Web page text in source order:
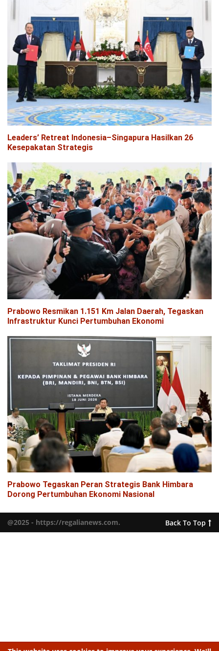
Leaders’ Retreat Indonesia–Singapura Hasilkan 26
Kesepakatan Strategis
Prabowo Resmikan 1.151 Km Jalan Daerah, Tegaskan
Infrastruktur Kunci Pertumbuhan Ekonomi
Prabowo Tegaskan Peran Strategis Bank Himbara
Dorong Pertumbuhan Ekonomi Nasional
@2025 - https://regalianews.com. Back To Top